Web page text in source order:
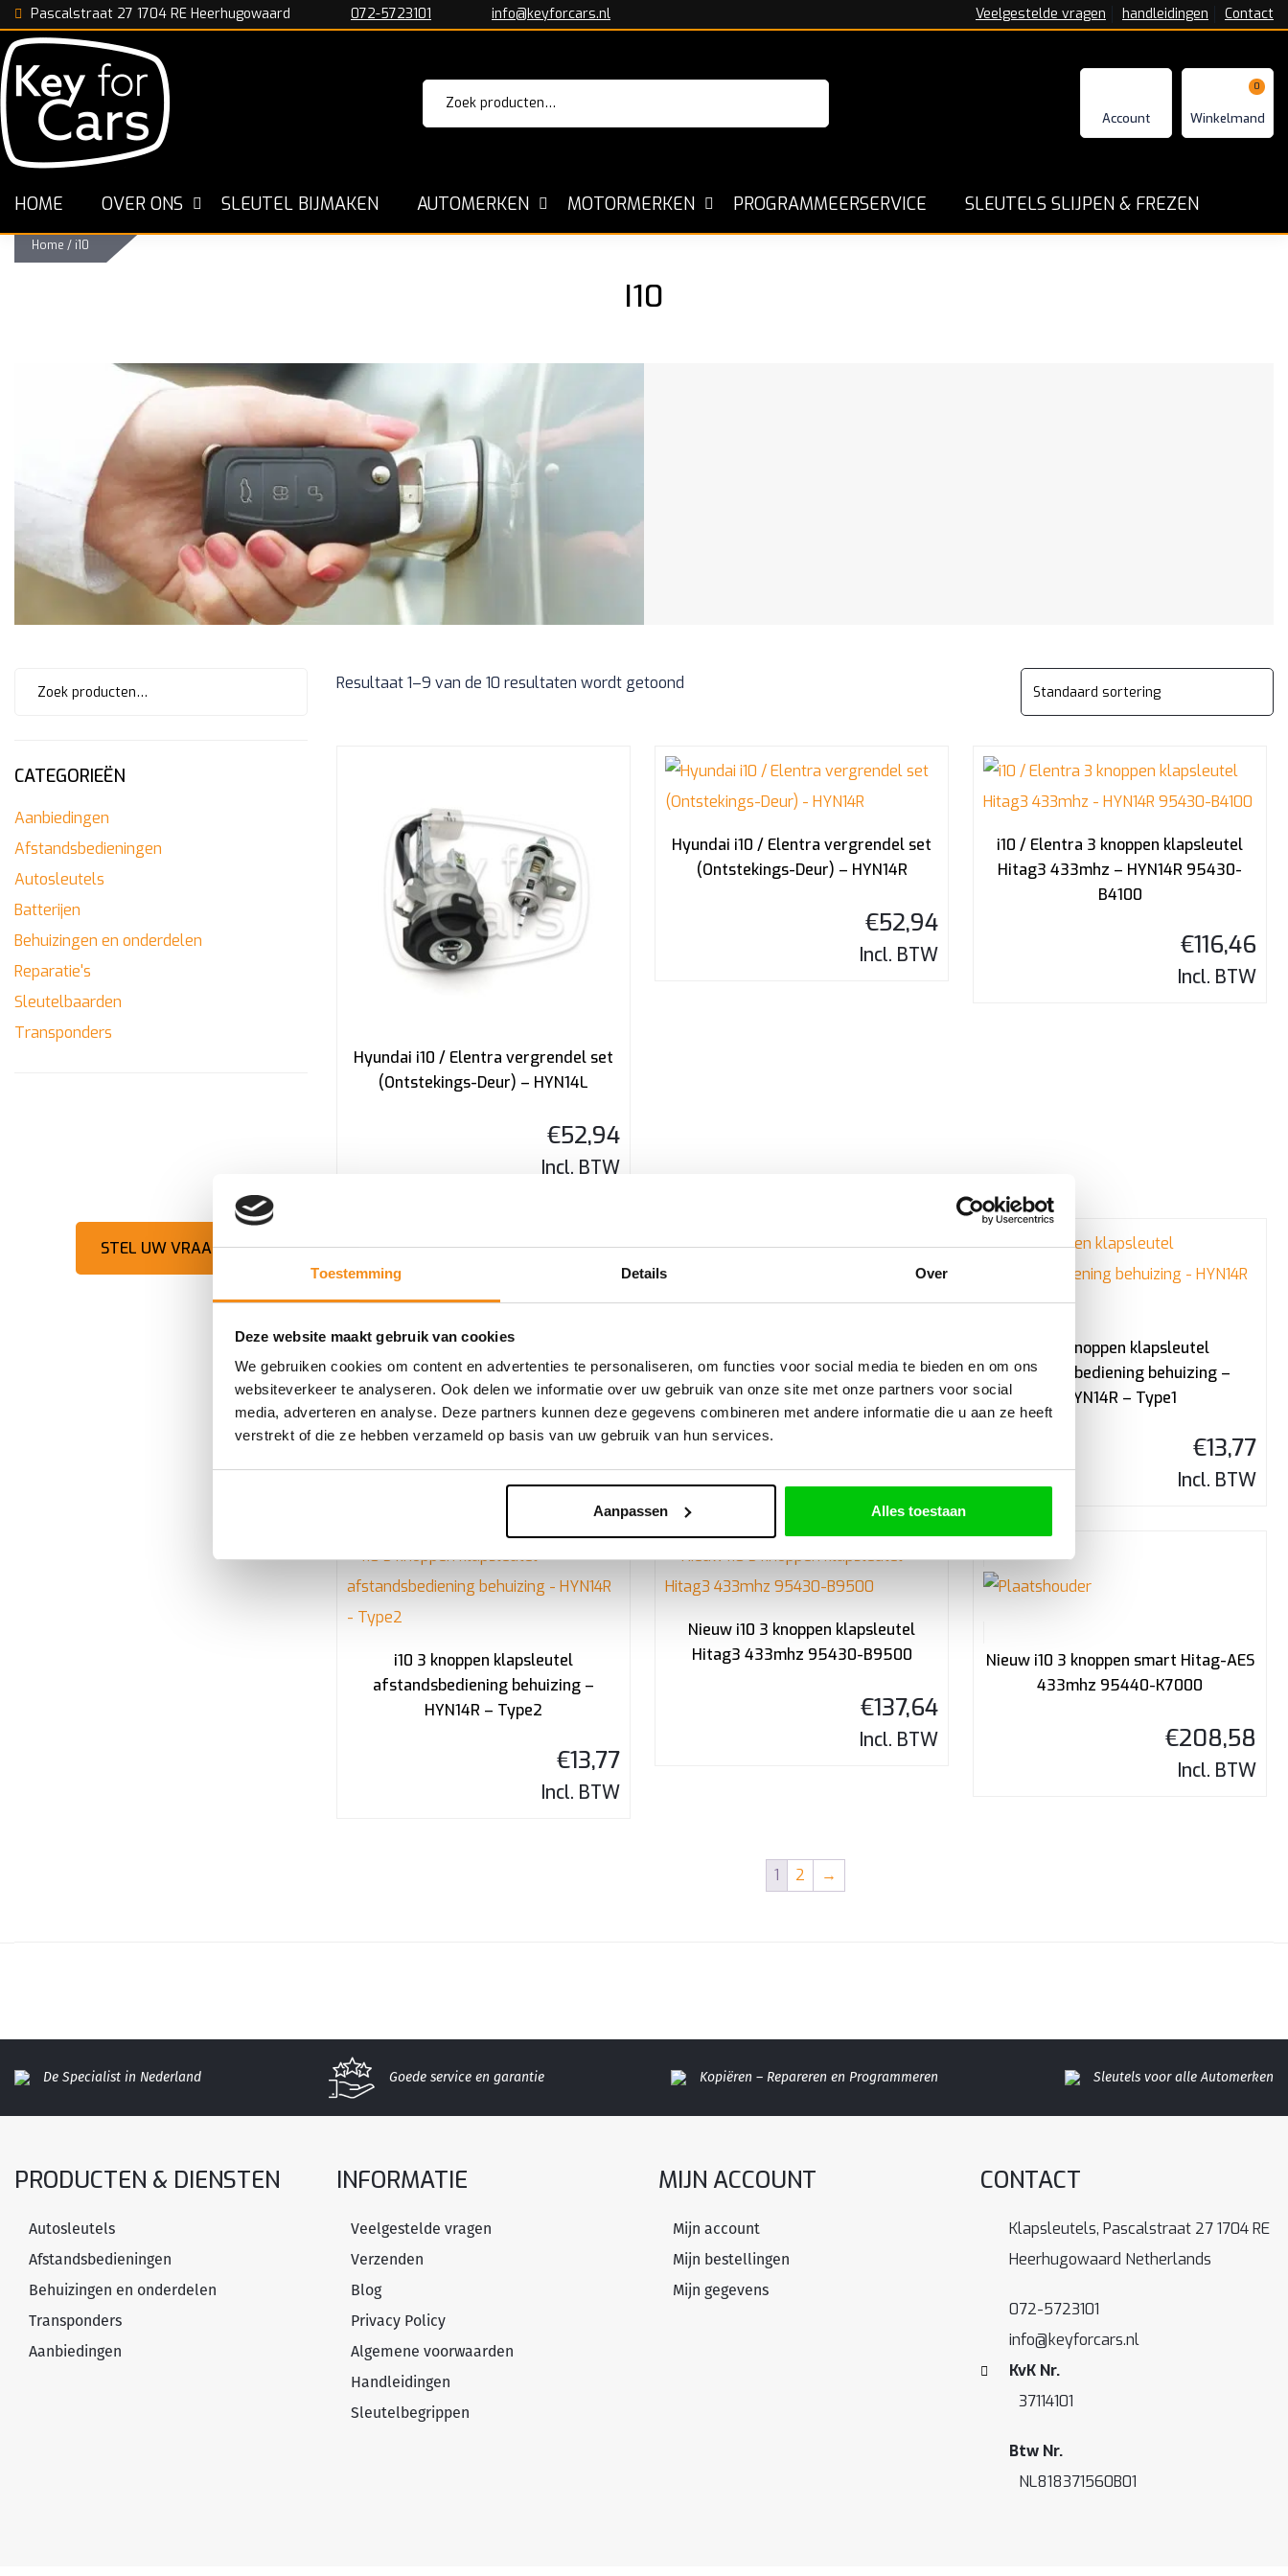
Toestemming Details Over
Deze website maakt gebruik van cookies
We gebruiken cookies om content en advertenties te personaliseren, om functies voor social media te bieden en om ons
websiteverkeer te analyseren. Ook delen we informatie over uw gebruik van onze site met onze partners voor social
media, adverteren en analyse. Deze partners kunnen deze gegevens combineren met andere informatie die u aan ze heeft
verstrekt of die ze hebben verzameld op basis van uw gebruik van hun services.
Aanpassen Alles toestaan
Pascalstraat 27 1704 RE Heerhugowaard 072-5723101 info@keyforcars.nl Veelgestelde vragen handleidingen Contact
Zoeken
naar:
0
HOME OVER ONS SLEUTEL BIJMAKEN AUTOMERKEN MOTORMERKEN PROGRAMMEERSERVICE SLEUTELS SLIJPEN & FREZEN
De Specialist in Nederland Snelle Werkwijze Sleutels voor alle Automerken Kopiëren - Repareren en Programmeren Goede service en
Home / i10
I10
Zoeken
CATEGORIEËN
Aanbiedingen
Afstandsbedieningen
Autosleutels
Batterijen
Behuizingen en onderdelen
Reparatie's
Sleutelbaarden
Transponders
STEL UW VRAAG
Resultaat 1–9 van de 10 resultaten wordt getoond
Hyundai i10 / Elentra vergrendel set
(Ontstekings-Deur) – HYN14L
€52,94
Incl. BTW
Hyundai i10 / Elentra vergrendel set
(Ontstekings-Deur) – HYN14R
€52,94
Incl. BTW
i10 / Elentra 3 knoppen klapsleutel
Hitag3 433mhz – HYN14R 95430-
B4100
€116,46
Incl. BTW
Hitag3 433mhz HYN14L 95430-
B4100
€115,41
Incl. BTW
€116,46
i10 3 knoppen klapsleutel
afstandsbediening behuizing –
HYN14R – Type1
€13,77
Incl. BTW
i10 3 knoppen klapsleutel
afstandsbediening behuizing –
HYN14R – Type2
€13,77
Incl. BTW
Nieuw i10 3 knoppen klapsleutel
Hitag3 433mhz 95430-B9500
€137,64
Incl. BTW
Nieuw i10 3 knoppen smart Hitag-AES
433mhz 95440-K7000
€208,58
Incl. BTW
1 2 →
De Specialist in Nederland Goede service en garantie Kopiëren – Repareren en Programmeren Sleutels voor alle Automerken
PRODUCTEN & DIENSTEN
Autosleutels
Afstandsbedieningen
Behuizingen en onderdelen
Transponders
Aanbiedingen
INFORMATIE
Veelgestelde vragen
Verzenden
Blog
Privacy Policy
Algemene voorwaarden
Handleidingen
Sleutelbegrippen
MIJN ACCOUNT
Mijn account
Mijn bestellingen
Mijn gegevens
CONTACT
Klapsleutels, Pascalstraat 27 1704 RE
Heerhugowaard Netherlands
072-5723101
info@keyforcars.nl
KvK Nr.
37114101
Btw Nr.
NL818371560B01